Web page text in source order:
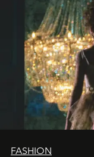
FASHION